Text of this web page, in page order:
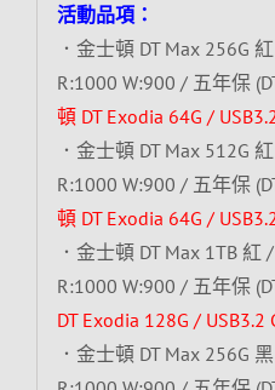
活動品項：
．金士頓 DT Max 256G
R:1000 W:900 / 五年保
頓 DT Exodia 64G /
．金士頓 DT Max 512G
R:1000 W:900 / 五年保
頓 DT Exodia 64G /
．金士頓 DT Max 1TB 紅
R:1000 W:900 / 五年保
DT Exodia 128G / USB3.2
．金士頓 DT Max 256G